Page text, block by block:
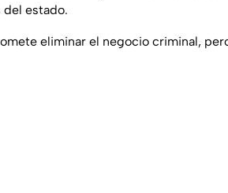
del estado.
eliminar el negocio criminal,